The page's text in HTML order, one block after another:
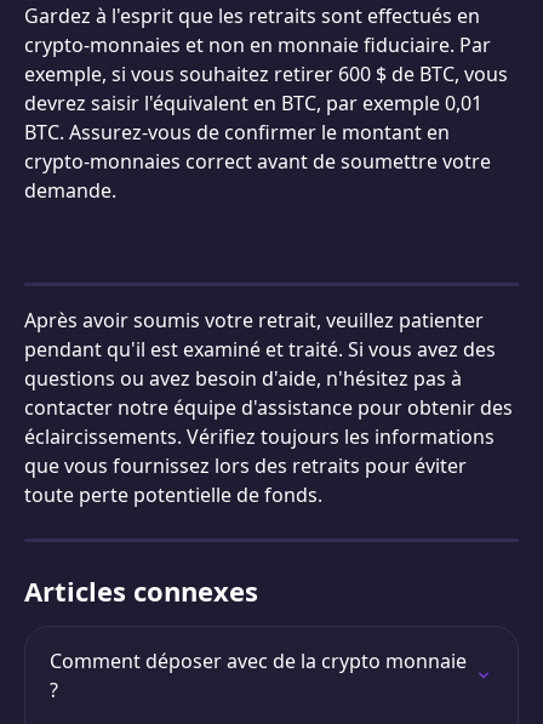
Gardez à l'esprit que les retraits sont effectués en
crypto-monnaies et non en monnaie fiduciaire. Par
exemple, si vous souhaitez retirer 600 $ de BTC, vous
devrez saisir l'équivalent en BTC, par exemple 0,01
BTC. Assurez-vous de confirmer le montant en
crypto-monnaies correct avant de soumettre votre
demande.
Après avoir soumis votre retrait, veuillez patienter
pendant qu'il est examiné et traité. Si vous avez des
questions ou avez besoin d'aide, n'hésitez pas à
contacter notre équipe d'assistance pour obtenir des
éclaircissements. Vérifiez toujours les informations
que vous fournissez lors des retraits pour éviter
toute perte potentielle de fonds.
Articles connexes
Comment déposer avec de la crypto monnaie
?